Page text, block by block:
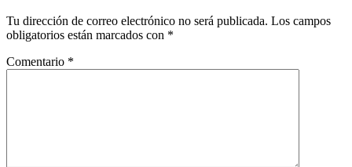
Tu dirección de correo electrónico no será publicada. Los campos
obligatorios están marcados con *
Comentario *